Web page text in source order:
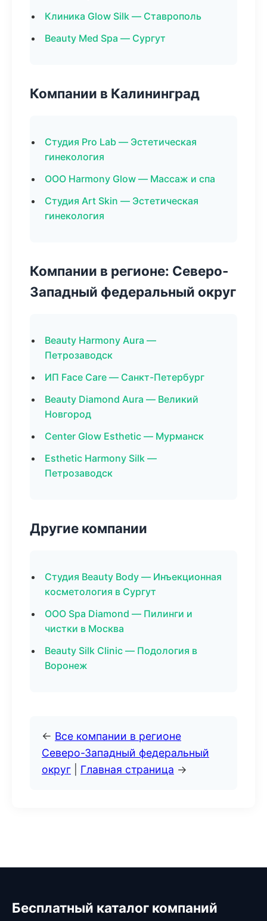
Клиника Glow Silk — Ставрополь
Beauty Med Spa — Сургут
Компании в Калининград
Студия Pro Lab — Эстетическая
гинекология
ООО Harmony Glow — Массаж и спа
Студия Art Skin — Эстетическая
гинекология
Компании в регионе: Северо-
Западный федеральный округ
Beauty Harmony Aura —
Петрозаводск
ИП Face Care — Санкт-Петербург
Beauty Diamond Aura — Великий
Новгород
Center Glow Esthetic — Мурманск
Esthetic Harmony Silk —
Петрозаводск
Другие компании
Студия Beauty Body — Инъекционная
косметология в Сургут
ООО Spa Diamond — Пилинги и
чистки в Москва
Beauty Silk Clinic — Подология в
Воронеж
← Все компании в регионе
Северо-Западный федеральный
округ
Главная страница →
Бесплатный каталог компаний